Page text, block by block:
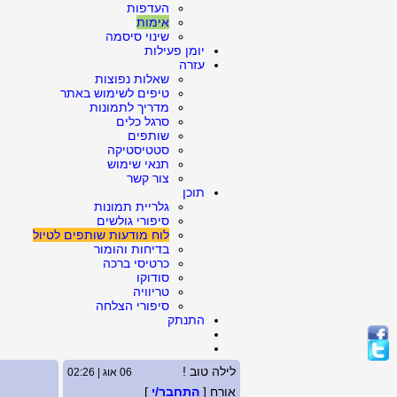
העדפות
אימות
שינוי סיסמה
יומן פעילות
עזרה
שאלות נפוצות
טיפים לשימוש באתר
מדריך לתמונות
סרגל כלים
שותפים
סטטיסטיקה
תנאי שימוש
צור קשר
תוכן
גלריית תמונות
סיפורי גולשים
לוח מודעות שותפים לטיול
בדיחות והומור
כרטיסי ברכה
סודוקו
טריוויה
סיפורי הצלחה
התנתק
לילה טוב ! 06 אוג | 02:26
אורח [ התחבר/י ]